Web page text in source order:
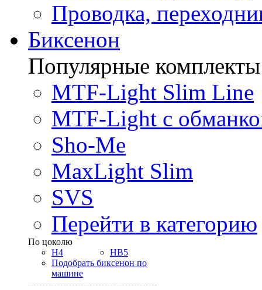
Проводка,
Биксенон
Популярные комплекты
MTF-Light Slim Line
MTF-Light с
Sho-Me
MaxLight Slim
SVS
Перейти в категорию
По цоколю
H4
HB5
Подобрать биксенон по
машине